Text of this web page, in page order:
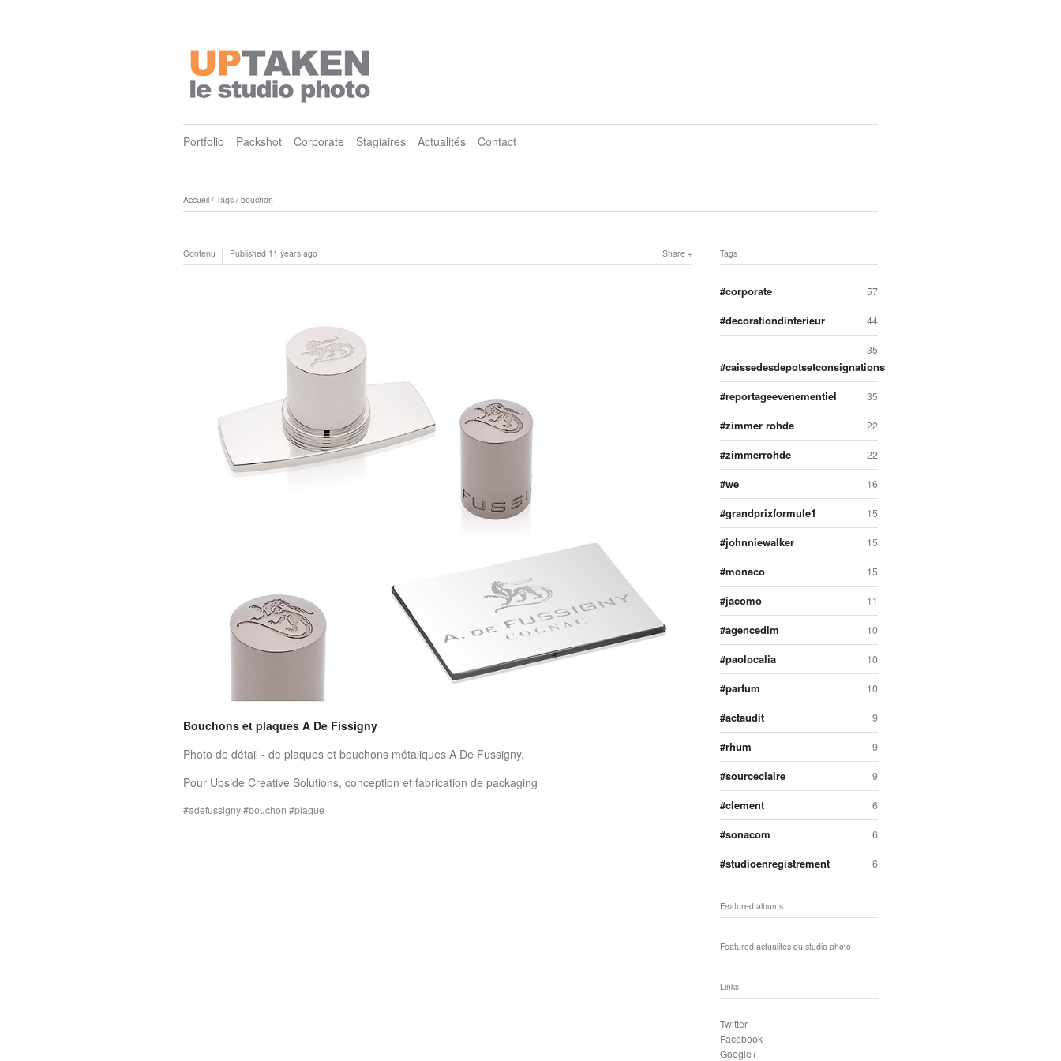
Portfolio Packshot Corporate Stagiaires Actualités Contact
Accueil / Tags / bouchon
Share
Contenu Published 11 years ago
Bouchons et plaques A De Fissigny
Photo de détail - de plaques et bouchons métaliques A De Fussigny.
Pour Upside Creative Solutions, conception et fabrication de packaging
adefussigny bouchon plaque
Tags
57
corporate
44
decorationdinterieur
35
caissedesdepotsetconsignations
35
reportageevenementiel
22
zimmer rohde
22
zimmerrohde
16
we
15
grandprixformule1
15
johnniewalker
15
monaco
11
jacomo
10
agencedlm
10
paolocalia
10
parfum
9
actaudit
9
rhum
9
sourceclaire
6
clement
6
sonacom
6
studioenregistrement
Featured albums
Featured actualites du studio photo
Links
Twitter
Facebook
Google+